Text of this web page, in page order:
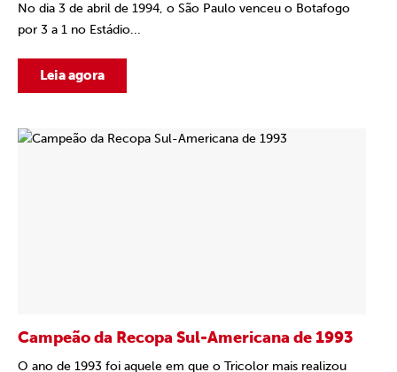
No dia 3 de abril de 1994, o São Paulo venceu o Botafogo
por 3 a 1 no Estádio...
Leia agora
Campeão da Recopa Sul-Americana de 1993
O ano de 1993 foi aquele em que o Tricolor mais realizou